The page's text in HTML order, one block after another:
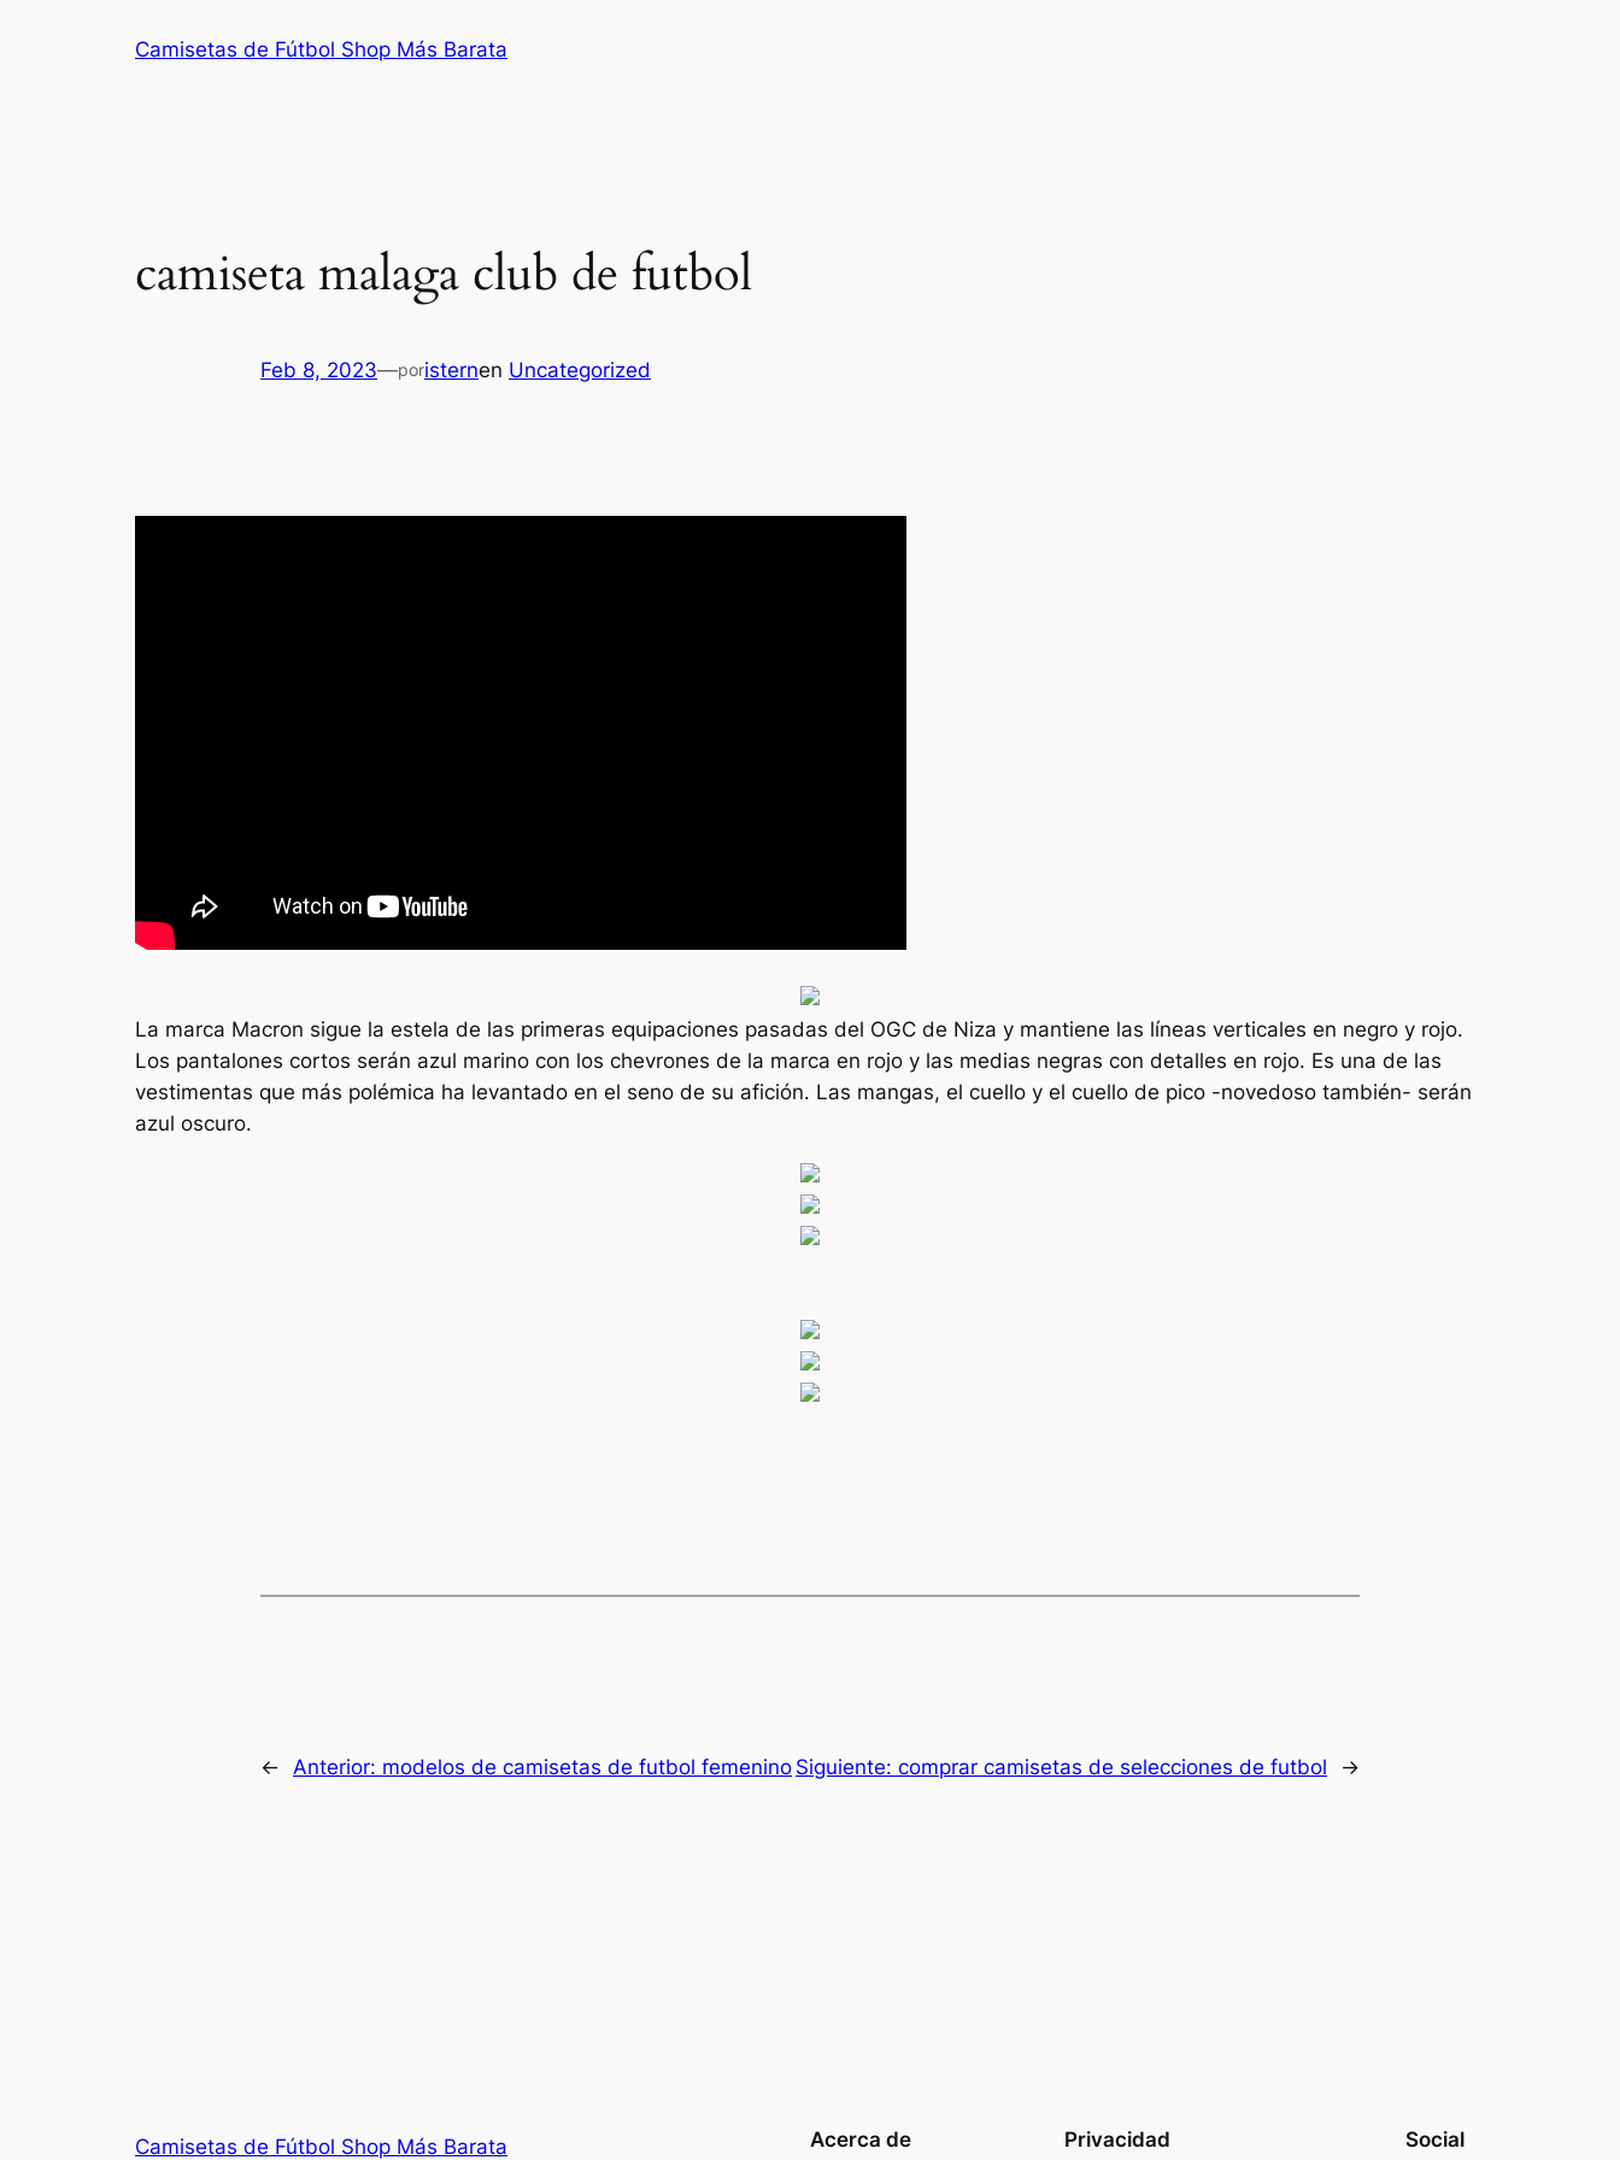
Camisetas de Fútbol Shop Más Barata
camiseta malaga club de futbol
Feb 8, 2023—poristernen Uncategorized
La marca Macron sigue la estela de las primeras equipaciones pasadas del OGC de Niza y mantiene las líneas verticales en negro y rojo.
Los pantalones cortos serán azul marino con los chevrones de la marca en rojo y las medias negras con detalles en rojo. Es una de las
vestimentas que más polémica ha levantado en el seno de su afición. Las mangas, el cuello y el cuello de pico -novedoso también- serán
azul oscuro.
← Anterior: modelos de camisetas de futbol femenino Siguiente: comprar camisetas de selecciones de futbol →
Camisetas de Fútbol Shop Más Barata Acerca de Privacidad Social